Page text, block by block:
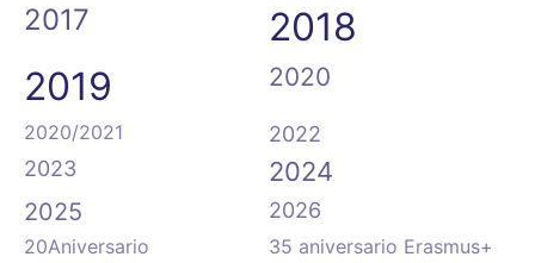
2017
2018
2019
2020
2020/2021
2022
2023
2024
2025 2026
20Aniversario
35 aniversario Erasmus+